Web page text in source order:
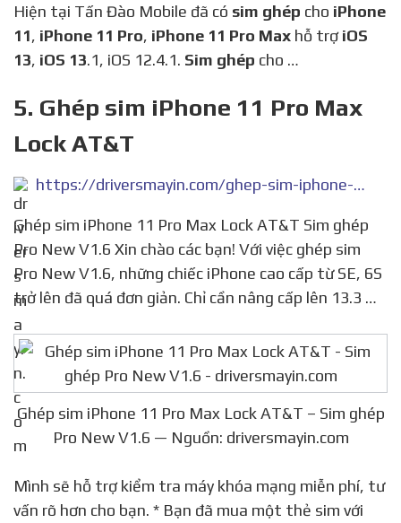
Hiện tại Tấn Đào Mobile đã có sim ghép cho iPhone
11, iPhone 11 Pro, iPhone 11 Pro Max hỗ trợiOS
13, iOS 13.1, iOS 12.4.1. Sim ghép cho …
5. Ghép sim iPhone 11 Pro Max
Lock AT&T
https://driversmayin.com/ghep-sim-iphone-11-pro-max-lock-att-sim-ghep-pro-new-v1-6/
Ghép sim iPhone 11 Pro Max Lock AT&T Sim ghép
Pro New V1.6 Xin chào các bạn! Với việc ghép sim
Pro New V1.6, những chiếc iPhone cao cấp từ SE, 6S
trở lên đã quá đơn giản. Chỉ cần nâng cấp lên 13.3 …
Ghép sim iPhone 11 Pro Max Lock AT&T – Sim ghép
Pro New V1.6 — Nguồn: driversmayin.com
Mình sẽ hỗ trợ kiểm tra máy khóa mạng miễn phí, tư
vấn rõ hơn cho bạn. * Bạn đã mua một thẻ sim với